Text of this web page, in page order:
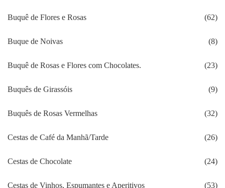
Buquê de Flores e Rosas (62)
Buque de Noivas (8)
Buquê de Rosas e Flores com Chocolates. (23)
Buquês de Girassóis (9)
Buquês de Rosas Vermelhas (32)
Cestas de Café da Manhã/Tarde (26)
Cestas de Chocolate (24)
Cestas de Vinhos, Espumantes e Aperitivos (53)